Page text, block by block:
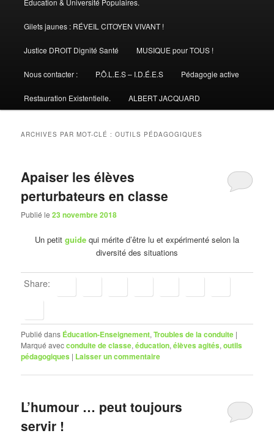
Gilets jaunes : RÉVEIL CITOYEN VIVANT !
Justice DROIT Dignité Santé MUSIQUE pour TOUS !
Nous contacter : P.Ô.L.E.S – I.D.É.E.S Pédagogie active
Restauration Existentielle. ALBERT JACQUARD
ARCHIVES PAR MOT-CLÉ :OUTILS PÉDAGOGIQUES
Apaiser les élèves
perturbateurs en classe
Publié le23 novembre 2018
Un petit guide qui mérite d’être lu et expérimenté selon la
diversité des situations
Share:
Publié dans Éducation-Enseignement,Troubles de la conduite |
Marqué avecconduite de classe,éducation,élèves agités,outils
pédagogiques | Laisser un commentaire
L’humour … peut toujours
servir !